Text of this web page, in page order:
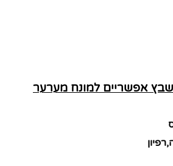
אפשריים למונח מערער